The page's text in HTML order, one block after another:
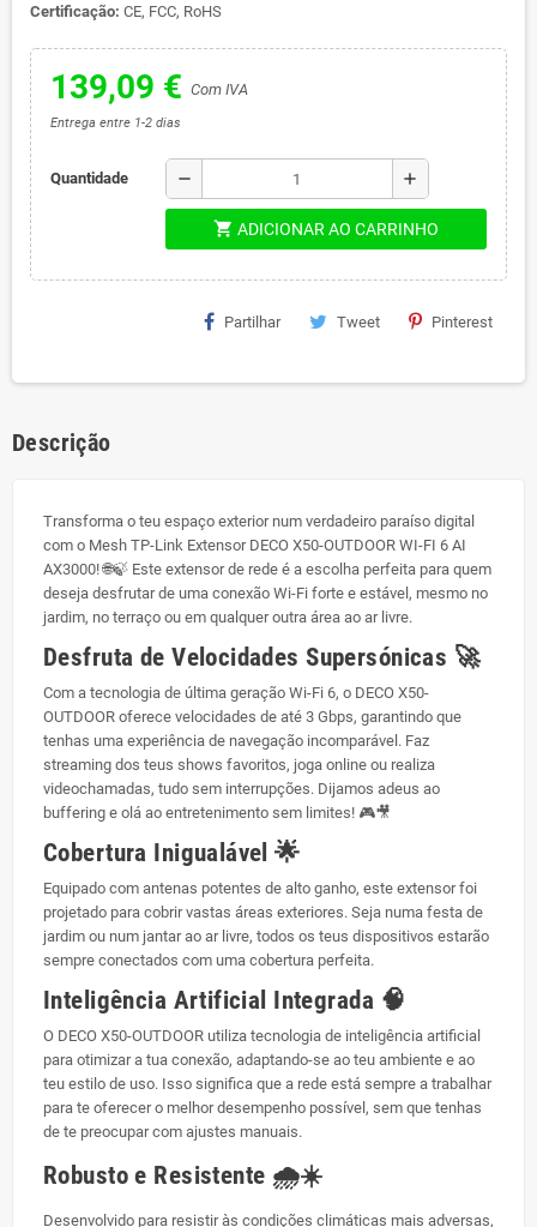
Certificação: CE, FCC, RoHS
139,09 € Com IVA
Entrega entre 1-2 dias
Quantidade remove add
shopping_cart ADICIONAR AO CARRINHO
Partilhar Tweet Pinterest
Descrição
Transforma o teu espaço exterior num verdadeiro paraíso digital
com o Mesh TP-Link Extensor DECO X50-OUTDOOR WI-FI 6 AI
AX3000! 🌐🍃 Este extensor de rede é a escolha perfeita para quem
deseja desfrutar de uma conexão Wi-Fi forte e estável, mesmo no
jardim, no terraço ou em qualquer outra área ao ar livre.
Desfruta de Velocidades Supersónicas 🚀
Com a tecnologia de última geração Wi-Fi 6, o DECO X50-
OUTDOOR oferece velocidades de até 3 Gbps, garantindo que
tenhas uma experiência de navegação incomparável. Faz
streaming dos teus shows favoritos, joga online ou realiza
videochamadas, tudo sem interrupções. Dijamos adeus ao
buffering e olá ao entretenimento sem limites! 🎮🎥
Cobertura Inigualável 🌟
Equipado com antenas potentes de alto ganho, este extensor foi
projetado para cobrir vastas áreas exteriores. Seja numa festa de
jardim ou num jantar ao ar livre, todos os teus dispositivos estarão
sempre conectados com uma cobertura perfeita.
Inteligência Artificial Integrada 🧠
O DECO X50-OUTDOOR utiliza tecnologia de inteligência artificial
para otimizar a tua conexão, adaptando-se ao teu ambiente e ao
teu estilo de uso. Isso significa que a rede está sempre a trabalhar
para te oferecer o melhor desempenho possível, sem que tenhas
de te preocupar com ajustes manuais.
Robusto e Resistente 🌧️☀️
Desenvolvido para resistir às condições climáticas mais adversas,